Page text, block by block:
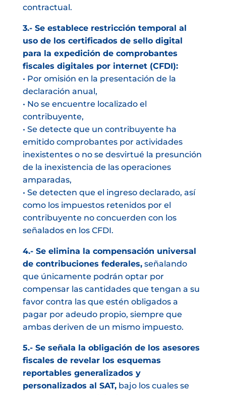
contractual.
3.- Se establece restricción temporal al
uso de los certificados de sello digital
para la expedición de comprobantes
fiscales digitales por internet (CFDI):
• Por omisión en la presentación de la
declaración anual,
• No se encuentre localizado el
contribuyente,
• Se detecte que un contribuyente ha
emitido comprobantes por actividades
inexistentes o no se desvirtué la presunción
de la inexistencia de las operaciones
amparadas,
• Se detecten que el ingreso declarado, así
como los impuestos retenidos por el
contribuyente no concuerden con los
señalados en los CFDI.
4.- Se elimina la compensación universal
de contribuciones federales,señalando
que únicamente podrán optar por
compensar las cantidades que tengan a su
favor contra las que estén obligados a
pagar por adeudo propio, siempre que
ambas deriven de un mismo impuesto.
5.- Se señala la obligación de los asesores
fiscales de revelar los esquemas
reportables generalizados y
personalizados al SAT,bajo los cuales se